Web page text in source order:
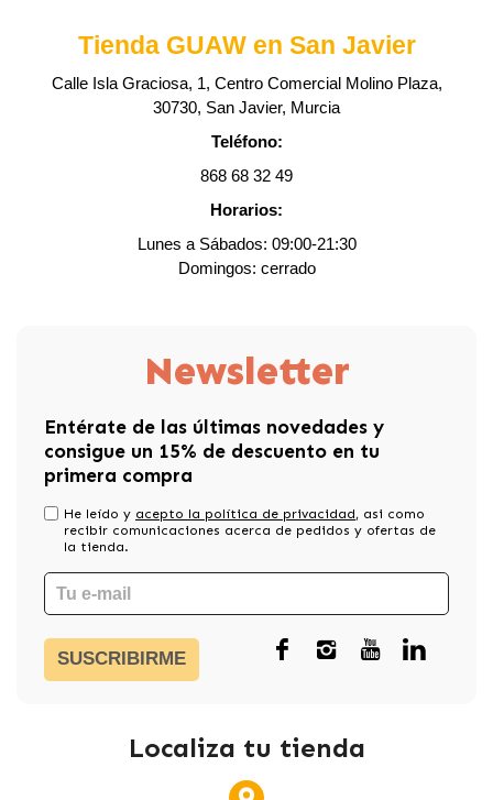
Tienda GUAW en San Javier
Calle Isla Graciosa, 1, Centro Comercial Molino Plaza,
30730, San Javier, Murcia
Teléfono:
868 68 32 49
Horarios:
Lunes a Sábados: 09:00-21:30
Domingos: cerrado
Newsletter
Entérate de las últimas novedades y
consigue un 15% de descuento en tu
primera compra
He leído y acepto la política de privacidad, asi como
recibir comunicaciones acerca de pedidos y ofertas de
la tienda.
SUSCRIBIRME
Localiza tu tienda